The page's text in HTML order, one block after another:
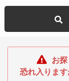
お
恐れ入りま